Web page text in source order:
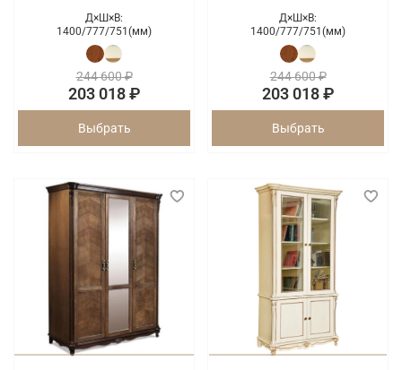
Д×Ш×В:
1400/777/751(мм)
244 600 ₽
203 018 ₽
Выбрать
Д×Ш×В:
1400/777/751(мм)
244 600 ₽
203 018 ₽
Выбрать